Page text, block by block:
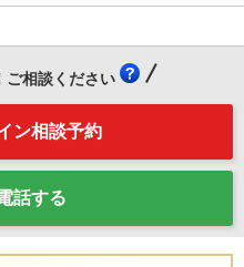
ご相談ください
ン相談予約
話する